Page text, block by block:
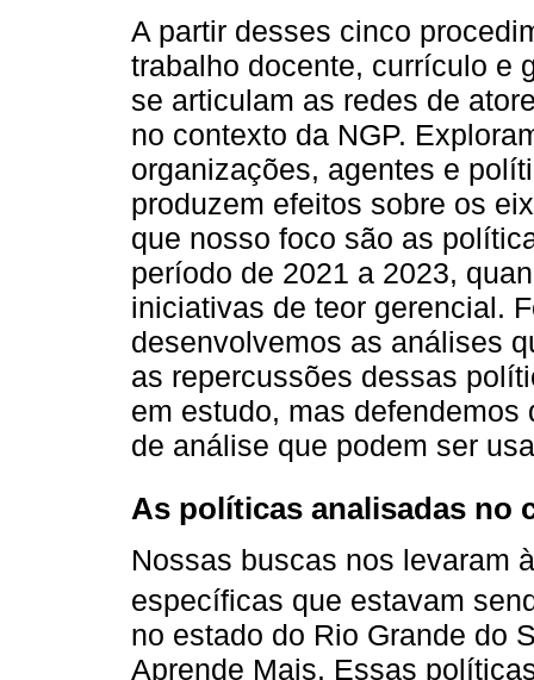
A partir desses cinco
trabalho docente, currículo e
se articulam as redes de
no contexto da NGP.
organizações, agentes e
produzem efeitos sobre os
que nosso foco são as
período de 2021 a 2023,
iniciativas de teor gerencial.
desenvolvemos as análises
as repercussões dessas
em estudo, mas
de análise que podem ser
As políticas analisadas no
Nossas buscas nos levaram
específicas que estavam
no estado do Rio Grande do
Aprende Mais. Essas